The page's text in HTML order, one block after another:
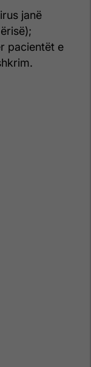
janë
pacientët e